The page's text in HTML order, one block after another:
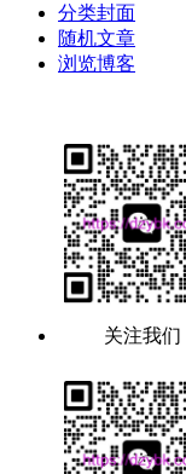
分类封面
随机文章
浏览博客
关注我们